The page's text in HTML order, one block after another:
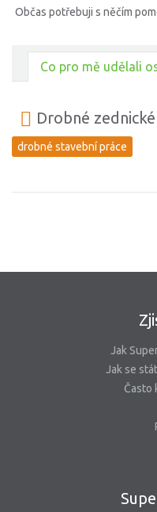
Občas potřebuji s něčím
Co pro mě udělali
Drobné
drobné stavební práce
Jak
Jak se
Často